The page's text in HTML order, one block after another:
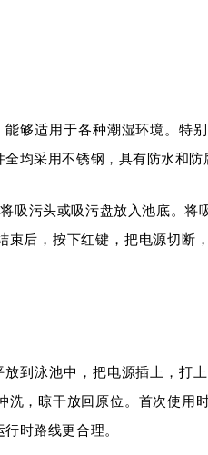
够适用于各种潮湿环境。特
均采用不锈钢，具有防水和防
吸污头或吸污盘放入池底。将
束后，按下红键，把电源切断
到泳池中，把电源插上，打
，晾干放回原位。 首次使用
时路线更合理。